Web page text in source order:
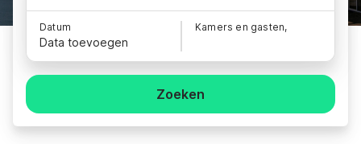
Datum
Data toevoegen
Kamers en gasten,
Zoeken